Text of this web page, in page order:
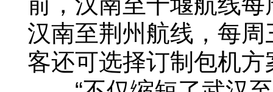
汉南至荆州航线，每
客还可选择订制包机方